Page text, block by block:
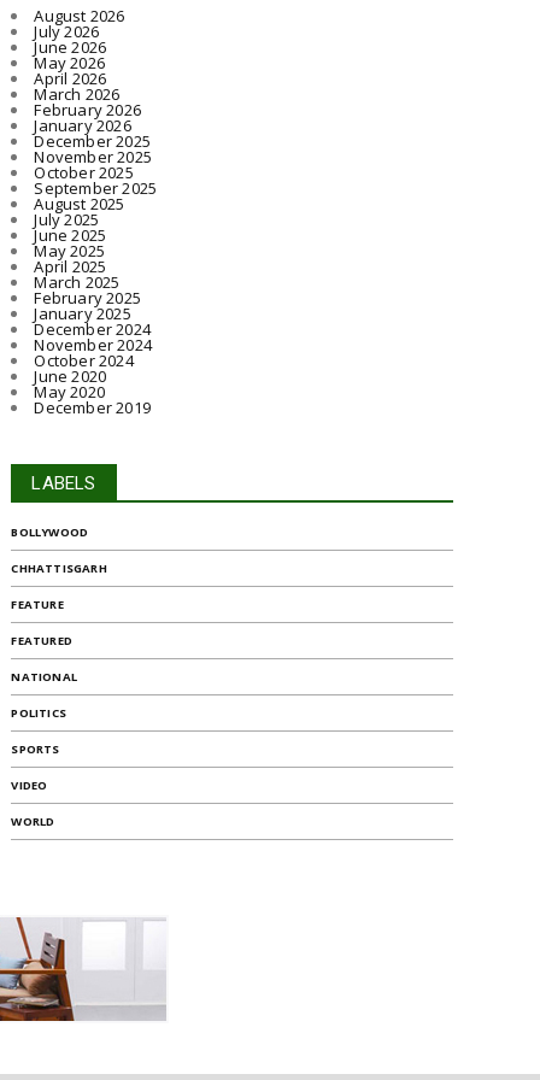
August 2026
July 2026
June 2026
May 2026
April 2026
March 2026
February 2026
January 2026
December 2025
November 2025
October 2025
September 2025
August 2025
July 2025
June 2025
May 2025
April 2025
March 2025
February 2025
January 2025
December 2024
November 2024
October 2024
June 2020
May 2020
December 2019
LABELS
BOLLYWOOD
CHHATTISGARH
FEATURE
FEATURED
NATIONAL
POLITICS
SPORTS
VIDEO
WORLD